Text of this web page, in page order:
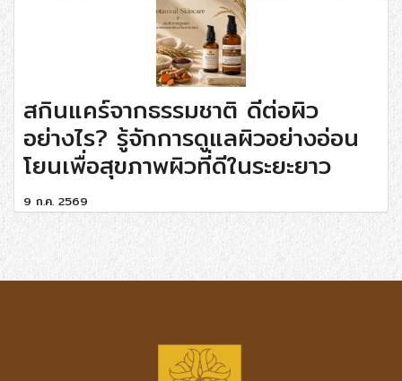
สกินแคร์จากธรรมชาติ ดีต่อผิว
อย่างไร? รู้จักการดูแลผิวอย่างอ่อน
โยนเพื่อสุขภาพผิวที่ดีในระยะยาว
9 ก.ค. 2569